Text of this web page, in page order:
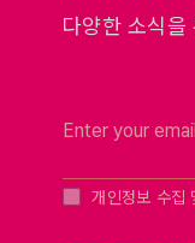
다양한 소식을
개인정보 수집